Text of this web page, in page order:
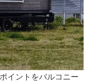
イントをバルコニー